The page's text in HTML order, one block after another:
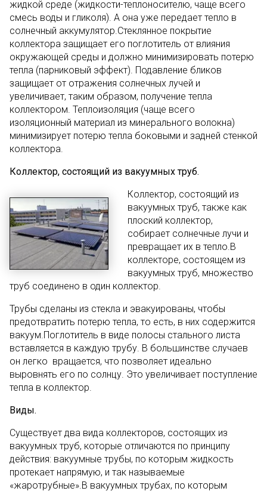
жидкой среде (жидкости-теплоносителю, чаще всего
смесь воды и гликоля). А она уже передает тепло в
солнечный аккумулятор.Стеклянное покрытие
коллектора защищает его поглотитель от влияния
окружающей среды и должно минимизировать потерю
тепла (парниковый эффект). Подавление бликов
защищает от отражения солнечных лучей и
увеличивает, таким образом, получение тепла
коллектором. Теплоизоляция (чаще всего
изоляционный материал из минерального волокна)
минимизирует потерю тепла боковыми и задней стенкой
коллектора.
Коллектор, состоящий из вакуумных труб.
Коллектор, состоящий из
вакуумных труб, также как
плоский коллектор,
собирает солнечные лучи и
превращает их в тепло.В
коллекторе, состоящем из
вакуумных труб, множество
труб соединено в один коллектор.
Трубы сделаны из стекла и эвакуированы, чтобы
предотвратить потерю тепла, то есть, в них содержится
вакуум.Поглотитель в виде полосы стального листа
вставляется в каждую трубу. В большинстве случаев
он легко вращается, что позволяет идеально
выровнять его по солнцу. Это увеличивает поступление
тепла в коллектор.
Виды.
Существует два вида коллекторов, состоящих из
вакуумных труб, которые отличаются по принципу
действия: вакуумные трубы, по которым жидкость
протекает напрямую, и так называемые
«жаротрубные».В вакуумных трубах, по которым